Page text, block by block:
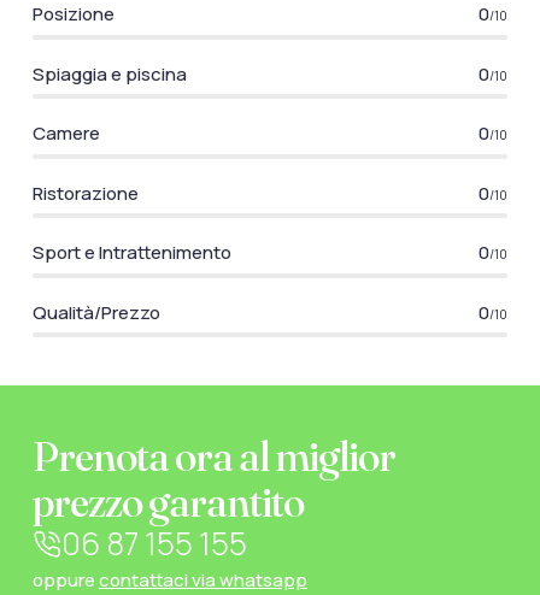
Posizione 0/10
Spiaggia e piscina 0/10
Camere 0/10
Ristorazione 0/10
Sport e Intrattenimento 0/10
Qualità/Prezzo 0/10
Prenota ora al miglior
prezzo garantito
06 87 155 155
oppurecontattaci via whatsapp